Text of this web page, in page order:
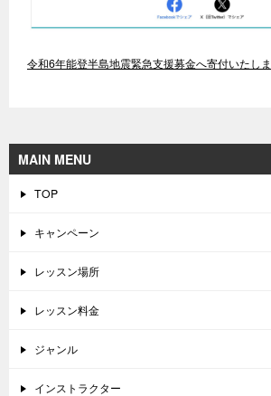
令和6年能登半島地震緊急支援募金へ寄付いたしま
MAIN MENU
TOP
キャンペーン
レッスン場所
レッスン料金
ジャンル
インストラクター